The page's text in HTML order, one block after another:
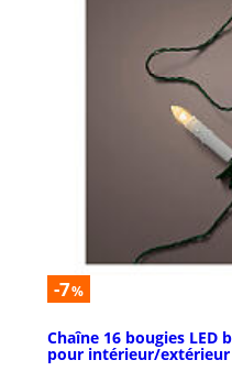
-7%
Chaîne 16 bougies LED
pour intérieur/extérieur